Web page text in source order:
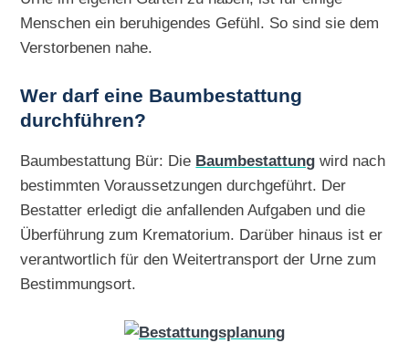
Menschen ein beruhigendes Gefühl. So sind sie dem
Verstorbenen nahe.
Wer darf eine Baumbestattung
durchführen?
Baumbestattung Bür: Die Baumbestattung wird nach
bestimmten Voraussetzungen durchgeführt. Der
Bestatter erledigt die anfallenden Aufgaben und die
Überführung zum Krematorium. Darüber hinaus ist er
verantwortlich für den Weitertransport der Urne zum
Bestimmungsort.